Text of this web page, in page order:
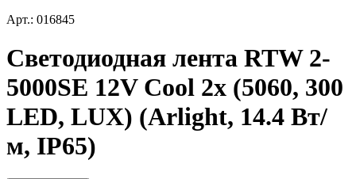
Арт.: 016845
Светодиодная лента RTW 2-
5000SE 12V Cool 2x (5060, 300
LED, LUX) (Arlight, 14.4 Вт/
м, IP65)